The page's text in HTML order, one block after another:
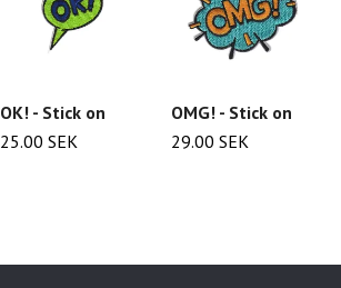
OK! - Stick on
25.00 SEK
OMG! - Stick on
29.00 SEK